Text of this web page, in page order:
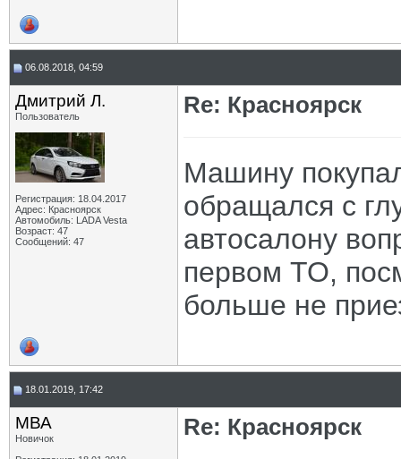
06.08.2018, 04:59
Дмитрий Л.
Пользователь
Регистрация: 18.04.2017
Адрес: Красноярск
Автомобиль: LADA Vesta
Возраст: 47
Сообщений: 47
Re: Красноярск
Машину
обращался с
автосалону
первом ТО,
больше не
18.01.2019, 17:42
МВА
Новичок
Re: Красноярск